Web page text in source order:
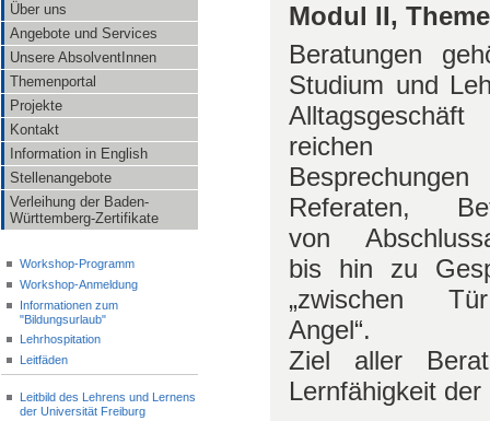
Über uns
Angebote und Services
Unsere AbsolventInnen
Themenportal
Projekte
Kontakt
Information in English
Stellenangebote
Verleihung der Baden-
Württemberg-Zertifikate
Workshop-Programm
Workshop-Anmeldung
Informationen zum
"Bildungsurlaub"
Lehrhospitation
Leitfäden
Leitbild des Lehrens und Lernens
der Universität Freiburg
Modul II,
Beratungen
Studium und
reichen
Referaten,
von
bis hin zu
„zwischen
Angel“.
Ziel aller
Lernfähigkeit